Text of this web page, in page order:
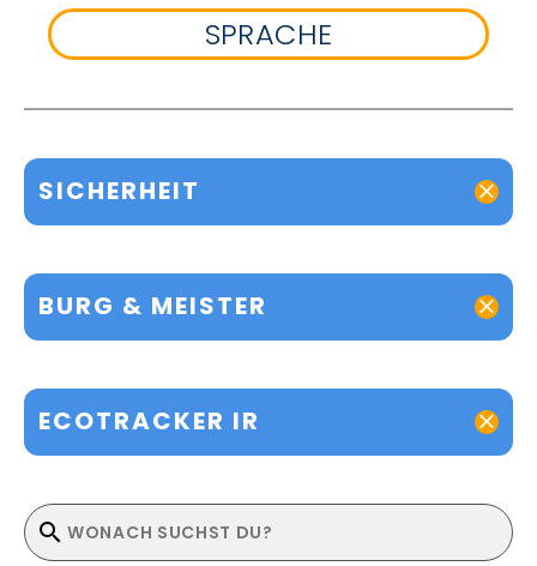
SPRACHE
SICHERHEIT
BURG & MEISTER
ECOTRACKER IR